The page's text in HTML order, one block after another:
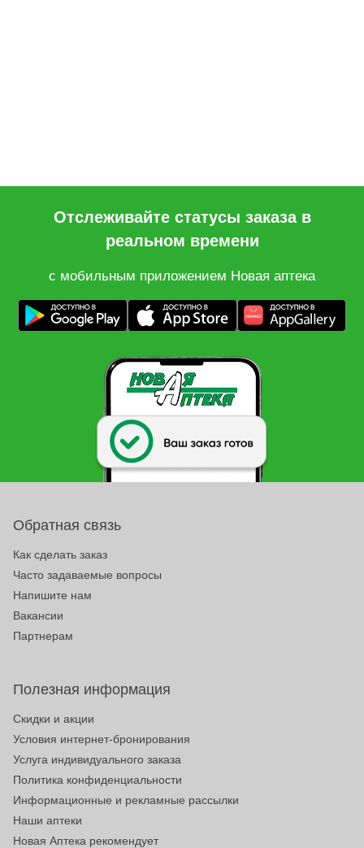
Отслеживайте статусы заказа в
реальном времени
с мобильным приложением Новая аптека
Обратная связь
Как сделать заказ
Часто задаваемые вопросы
Напишите нам
Вакансии
Партнерам
Полезная информация
Скидки и акции
Условия интернет-бронирования
Услуга индивидуального заказа
Политика конфиденциальности
Информационные и рекламные рассылки
Наши аптеки
Новая Аптека рекомендует